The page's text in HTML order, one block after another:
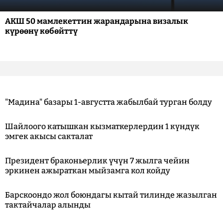
АКШ 50 мамлекеттин жарандарына визалык
күрөөнү көбөйттү
"Мадина" базары 1-августта жабылбай турган болду
Шайлоого катышкан кызматкерлердин 1 күндүк
эмгек акысы сакталат
Президент браконьерлик үчүн 7 жылга чейин
эркинен ажыраткан мыйзамга кол койду
Барскоондо жол боюндагы кытай тилинде жазылган
тактайчалар алынды